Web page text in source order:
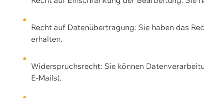
Recht auf Datenübertragung: Sie haben das
erhalten.
Widerspruchsrecht: Sie können
E-Mails).